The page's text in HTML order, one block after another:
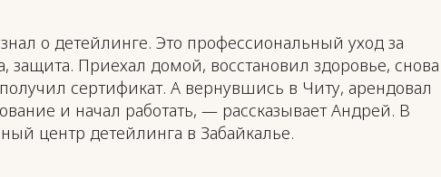
о детейлинге. Это профессиональный уход за
защита. Приехал домой, восстановил здоровье, снова
сертификат. А вернувшись в Читу, арендовал
и начал работать, — рассказывает Андрей. В
центр детейлинга в Забайкалье.